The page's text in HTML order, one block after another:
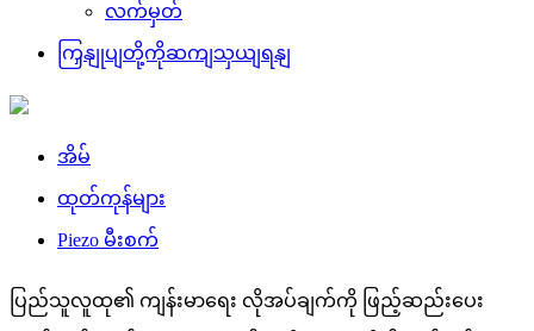
လက်မှတ်
ကြှနျုပျတို့ကိုဆကျသှယျရနျ
အိမ်
ထုတ်ကုန်များ
Piezo မီးစက်
ပြည်သူလူထု၏ ကျန်းမာရေး လိုအပ်ချက်ကို ဖြည့်ဆည်းပေး